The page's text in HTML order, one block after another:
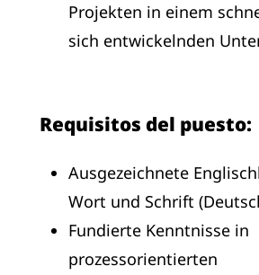
Projekten in einem
sich entwickelnden
Requisitos del puesto:
Ausgezeichnete
Wort und Schrift
Fundierte Kenntnisse in
prozessorientierten